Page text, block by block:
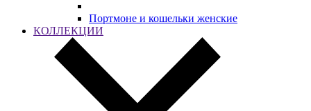
Портмоне и кошельки женские
КОЛЛЕКЦИИ